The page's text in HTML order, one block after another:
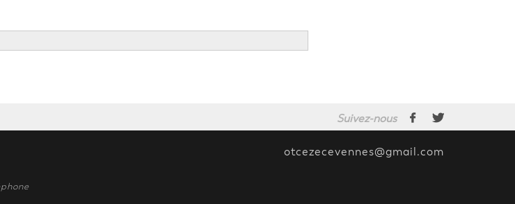
Suivez-nous
otcezecevennes@gmail.com